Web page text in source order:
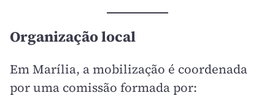
Organização local
Em Marília, a mobilização é coordenada
por uma comissão formada por: